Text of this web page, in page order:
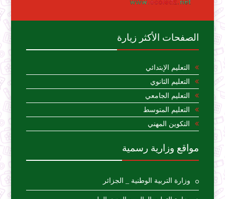
الصفحات الأكثر زيارة
التعليم الإبتدائي
التعليم الثانوي
التعليم الجامعي
التعليم المتوسط
التكوين المهني
مواقع وزارية رسمية
وزارة التربية الوطنية _ الجزائر